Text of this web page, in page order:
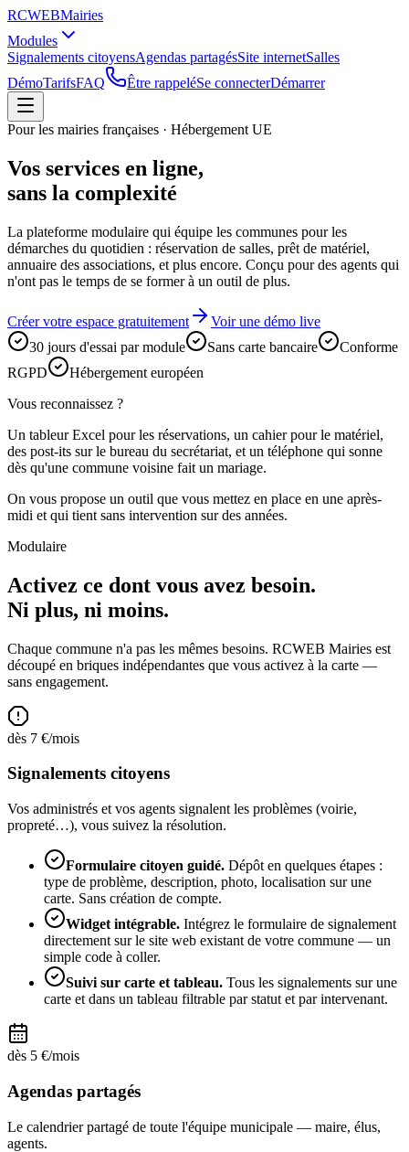
RCWEBMairies
Modules
Signalements citoyensAgendas partagésSite internetSalles
DémoTarifsFAQ Être rappeléSe connecterDémarrer
Pour les mairies françaises · Hébergement UE
Vos services en ligne,
sans la complexité
La plateforme modulaire qui équipe les communes pour les
démarches du quotidien : réservation de salles, prêt de matériel,
annuaire des associations, et plus encore. Conçu pour des agents qui
n'ont pas le temps de se former à un outil de plus.
Créer votre espace gratuitement
Voir une démo live
30 jours d'essai par module
Sans carte bancaire
Conforme
RGPD
Hébergement européen
Vous reconnaissez ?
Un tableur Excel pour les réservations, un cahier pour le matériel,
des post-its sur le bureau du secrétariat, et un téléphone qui sonne
dès qu'une commune voisine fait un mariage.
On vous propose un outil que vous mettez en place en une après-
midi et qui tient sans intervention sur des années.
Modulaire
Activez ce dont vous avez besoin.
Ni plus, ni moins.
Chaque commune n'a pas les mêmes besoins. RCWEB Mairies est
découpé en briques indépendantes que vous activez à la carte —
sans engagement.
dès 7 €/mois
Signalements citoyens
Vos administrés et vos agents signalent les problèmes (voirie,
propreté…), vous suivez la résolution.
Formulaire citoyen guidé. Dépôt en quelques étapes :
type de problème, description, photo, localisation sur une
carte. Sans création de compte.
Widget intégrable. Intégrez le formulaire de signalement
directement sur le site web existant de votre commune — un
simple code à coller.
Suivi sur carte et tableau. Tous les signalements sur une
carte et dans un tableau filtrable par statut et par intervenant.
dès 5 €/mois
Agendas partagés
Le calendrier partagé de toute l'équipe municipale — maire, élus,
agents.